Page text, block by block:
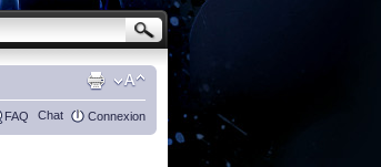
FAQ Chat Connexion